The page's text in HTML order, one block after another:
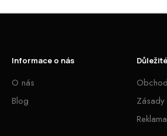
Informace o nás
O nás
Blog